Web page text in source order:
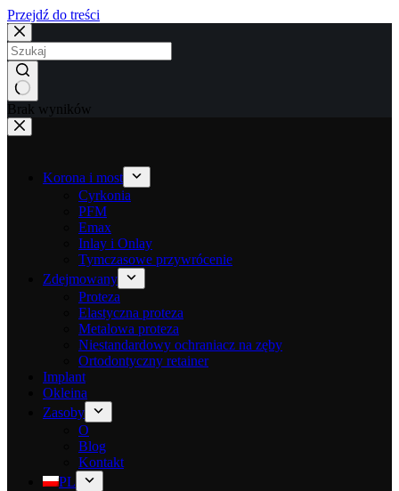
Przejdź do treści
Brak wyników
Korona i most
Cyrkonia
PFM
Emax
Inlay i Onlay
Tymczasowe przywrócenie
Zdejmowany
Proteza
Elastyczna proteza
Metalowa proteza
Niestandardowy ochraniacz na zęby
Ortodontyczny retainer
Implant
Okleina
Zasoby
O
Blog
Kontakt
PL